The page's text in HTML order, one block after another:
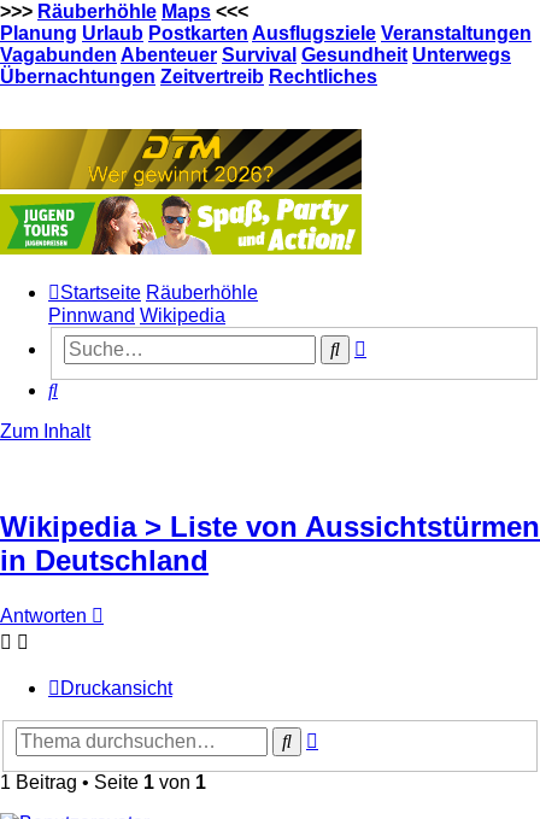
>>> Räuberhöhle Maps <<<
Planung Urlaub Postkarten Ausflugsziele Veranstaltungen
Vagabunden Abenteuer Survival Gesundheit Unterwegs
Übernachtungen Zeitvertreib Rechtliches
Startseite Räuberhöhle
Pinnwand Wikipedia
Suche
Suche
Zum Inhalt
Wikipedia > Liste von Aussichtstürmen
in Deutschland
Antworten
Druckansicht
Suche
1 Beitrag • Seite 1 von 1